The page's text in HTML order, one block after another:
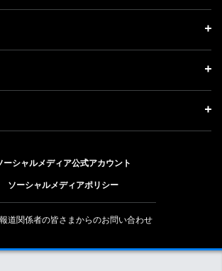
戦略 トップ
AI for Society」
トップ
重要課題）
み
ーシャルメディア公式アカウント
ソーシャルメディアポリシー
報道関係者の皆さまからのお問い合わせ